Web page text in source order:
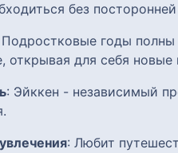
без
Подростковые годы полны
открывая для себя новые
: Эйккен - независимый
: Любит